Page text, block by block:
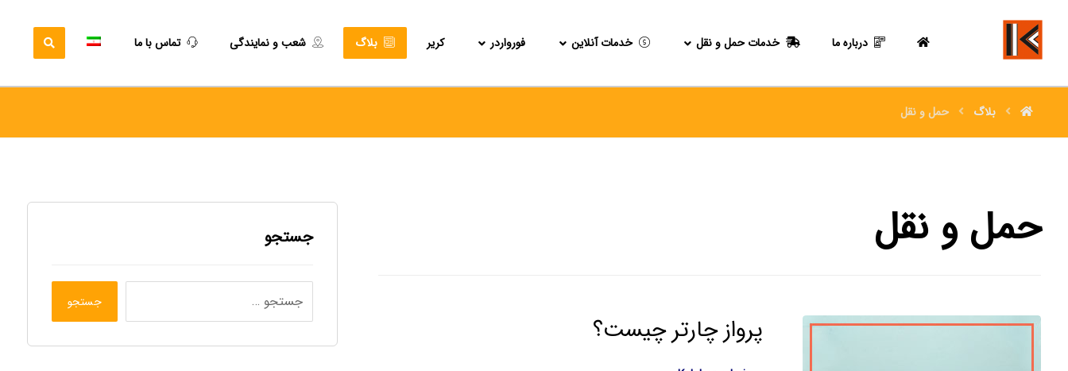
درباره ما خدمات حمل و نقل خدمات آنلاین فورواردر کریر بلاگ شعب و نمایندگی تماس با ما
بلاگ حمل و نقل
حمل و نقل
پرواز چارتر چیست؟
جستجو
جستجو